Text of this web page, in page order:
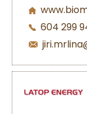
604 299